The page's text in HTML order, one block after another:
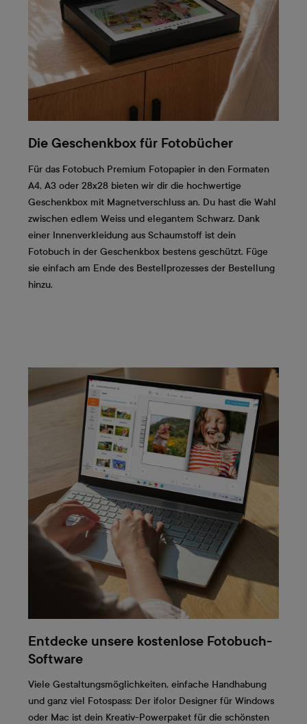
Die Geschenkbox für Fotobücher
Für das Fotobuch Premium Fotopapier in den Formaten
A4, A3 oder 28x28 bieten wir dir die hochwertige
Geschenkbox mit Magnetverschluss an. Du hast die Wahl
zwischen edlem Weiss und elegantem Schwarz. Dank
einer Innenverkleidung aus Schaumstoff ist dein
Fotobuch in der Geschenkbox bestens geschützt. Füge
sie einfach am Ende des Bestellprozesses der Bestellung
hinzu.
Entdecke unsere kostenlose Fotobuch-
Software
Viele Gestaltungsmöglichkeiten, einfache Handhabung
und ganz viel Fotospass: Der ifolor Designer für Windows
oder Mac ist dein Kreativ-Powerpaket für die schönsten